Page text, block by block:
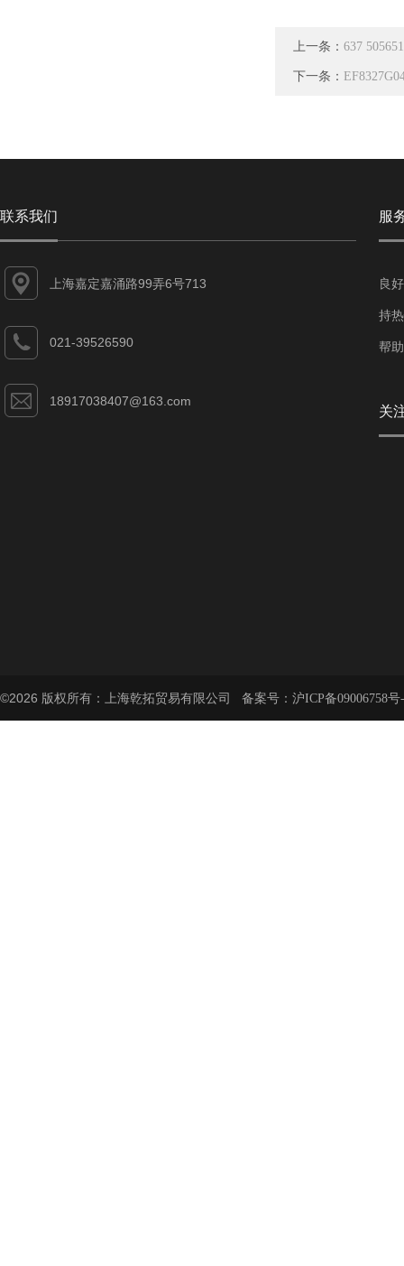
上一条： 637
下一条：
联系我们
上海嘉定嘉涌路99弄6号713
021-39526590
18917038407@163.com
服
良
持
帮
关
©2026 版权所有：上海乾拓贸易有限公司 备案号： 沪ICP备09006758号